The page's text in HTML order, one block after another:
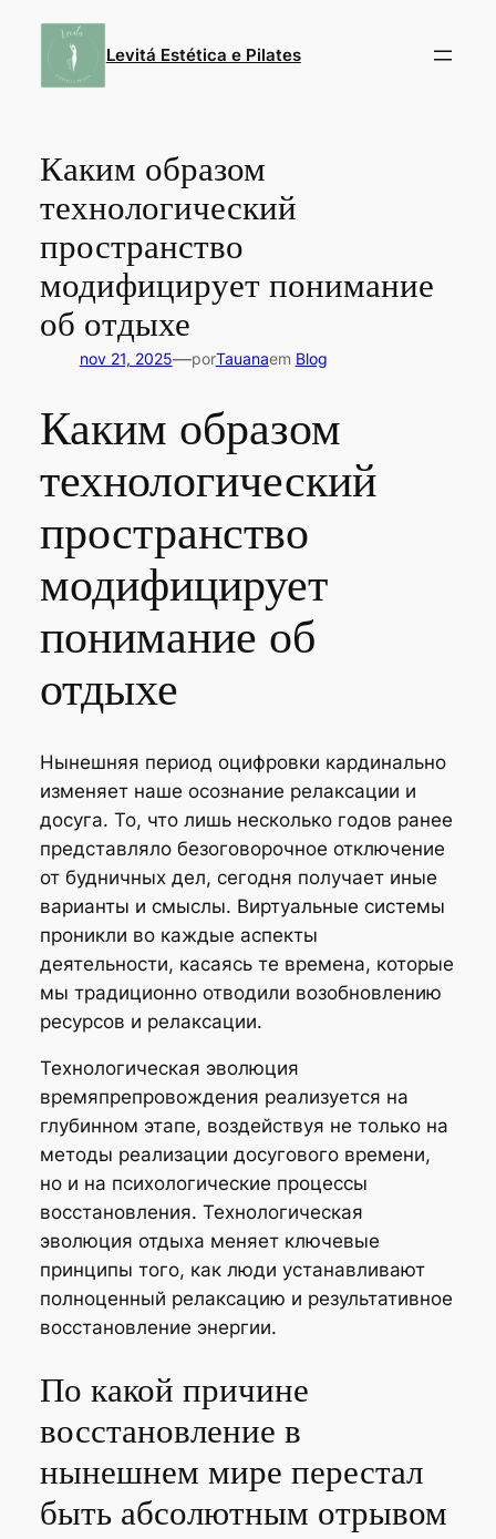
Levitá Estética e Pilates
Каким образом
технологический
пространство
модифицирует понимание
об отдыхе
nov 21, 2025—porTauanaem Blog
Каким образом
технологический
пространство
модифицирует
понимание об
отдыхе
Нынешняя период оцифровки кардинально
изменяет наше осознание релаксации и
досуга. То, что лишь несколько годов ранее
представляло безоговорочное отключение
от будничных дел, сегодня получает иные
варианты и смыслы. Виртуальные системы
проникли во каждые аспекты
деятельности, касаясь те времена, которые
мы традиционно отводили возобновлению
ресурсов и релаксации.
Технологическая эволюция
времяпрепровождения реализуется на
глубинном этапе, воздействуя не только на
методы реализации досугового времени,
но и на психологические процессы
восстановления. Технологическая
эволюция отдыха меняет ключевые
принципы того, как люди устанавливают
полноценный релаксацию и результативное
восстановление энергии.
По какой причине
восстановление в
нынешнем мире перестал
быть абсолютным отрывом